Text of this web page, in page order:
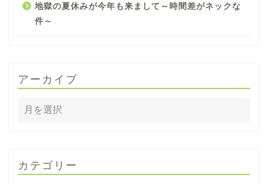
地獄の夏休みが今年も来まして～時間差がネックな
件～
アーカイブ
カテゴリー